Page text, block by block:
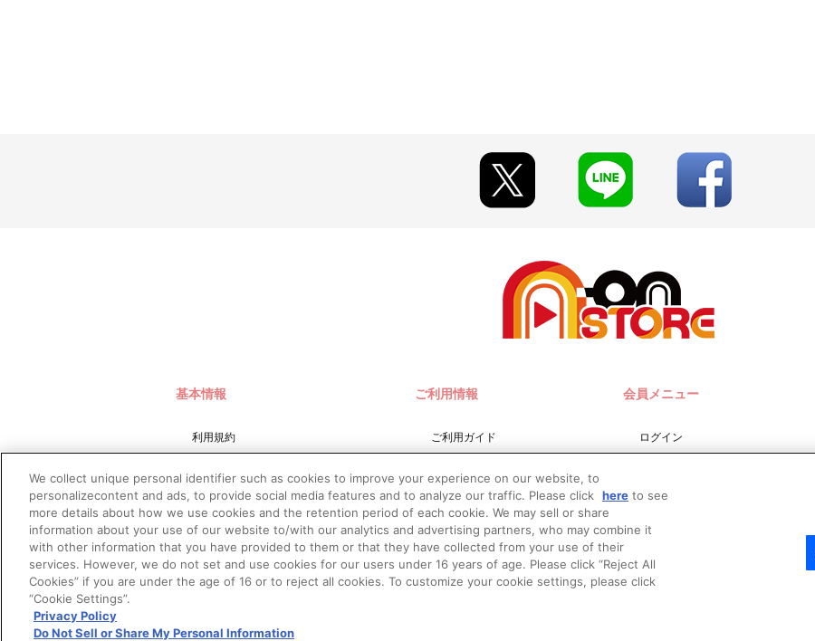
基本情報
利用規約
プライバシーポリシー
プライバシーオプション
会社概要
ご利用情報
ご利用ガイド
お問い合わせ
推奨環境
Do Not Sell or Share My
Personal Information
会員メニュー
ログイン
新規会員登録
We collect unique personal identifier such as cookies to improve your experience on our website, to
personalizecontent and ads, to provide social media features and to analyze our traffic. Please click here to see
more details about how we use cookies and the retention period of each cookie. We may sell or share
information about your use of our website to/with our analytics and advertising partners, who may combine it
with other information that you have provided to them or that they have collected from your use of their
services. However, we do not set and use cookies for our users under 16 years of age. Please click “Reject All
Cookies” if you are under the age of 16 or to reject all cookies. To customize your cookie settings, please click
“Cookie Settings”.
Privacy Policy
Do Not Sell or Share My Personal Information